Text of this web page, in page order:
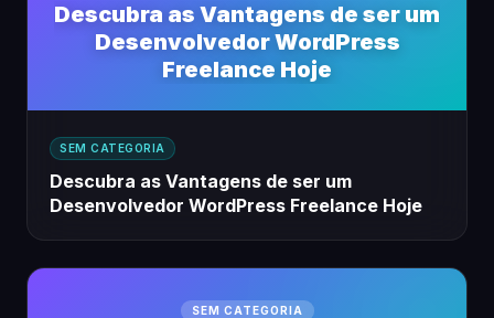
Descubra as Vantagens de ser um
Desenvolvedor WordPress
Freelance Hoje
SEM CATEGORIA
Descubra as Vantagens de ser um
Desenvolvedor WordPress Freelance Hoje
SEM CATEGORIA